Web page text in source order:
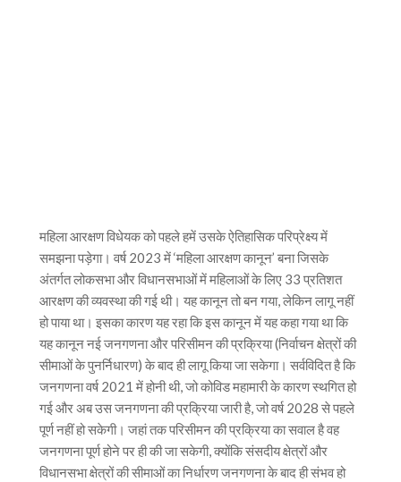
महिला आरक्षण विधेयक को पहले हमें उसके ऐतिहासिक परिप्रेक्ष्य में
समझना पड़ेगा। वर्ष 2023 में ‘महिला आरक्षण कानून’ बना जिसके
अंतर्गत लोकसभा और विधानसभाओं में महिलाओं के लिए 33 प्रतिशत
आरक्षण की व्यवस्था की गई थी। यह कानून तो बन गया, लेकिन लागू नहीं
हो पाया था। इसका कारण यह रहा कि इस कानून में यह कहा गया था कि
यह कानून नई जनगणना और परिसीमन की प्रक्रिया (निर्वाचन क्षेत्रों की
सीमाओं के पुनर्निधारण) के बाद ही लागू किया जा सकेगा। सर्वविदित है कि
जनगणना वर्ष 2021 में होनी थी, जो कोविड महामारी के कारण स्थगित हो
गई और अब उस जनगणना की प्रक्रिया जारी है, जो वर्ष 2028 से पहले
पूर्ण नहीं हो सकेगी। जहां तक परिसीमन की प्रक्रिया का सवाल है वह
जनगणना पूर्ण होने पर ही की जा सकेगी, क्योंकि संसदीय क्षेत्रों और
विधानसभा क्षेत्रों की सीमाओं का निर्धारण जनगणना के बाद ही संभव हो